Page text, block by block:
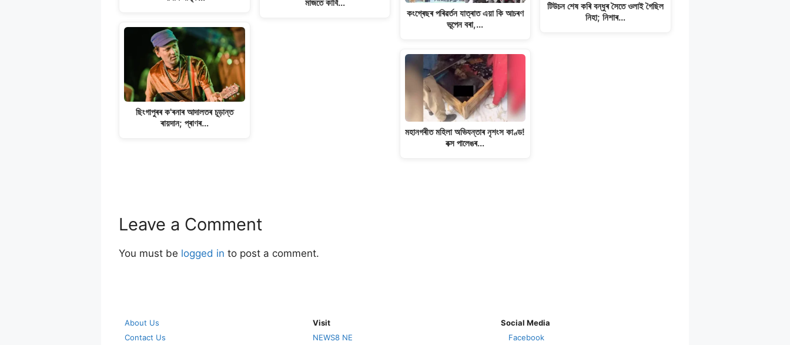
ছিংগাপুৰৰ ক'ৰনাৰ আদালতৰ চূড়ান্ত
ৰায়দান; প্ৰাণৰ…
মাজতে কাৰ্বি…
কংগ্ৰেছৰ পৰিৱৰ্তন যাত্ৰাত এয়া কি আচৰণ
ভূপেন বৰা,…
মহানগৰীত মহিলা অভিযন্তাৰ নৃশংস কাণ্ড!
বক্স পালেঙৰ…
টিউচন শেষ কৰি বন্ধুৰ সৈতে ওলাই গৈছিল
নিহা; নিশাৰ…
Leave a Comment
You must be logged in to post a comment.
About Us
Contact Us
Visit
NEWS8 NE
Social Media
Facebook